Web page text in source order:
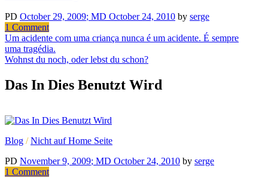
PD October 29, 2009; MD October 24, 2010 by serge
1 Commenton
Public
Parking
Post
navigation
Um acidente com uma criança nunca é um acidente. É sempre
uma tragédia.
Wohnst du noch, oder lebst du schon?
Das In Dies Benutzt Wird
Blog /Nicht auf Home Seite
PD November 9, 2009; MD October 24, 2010 by serge
1 Commenton